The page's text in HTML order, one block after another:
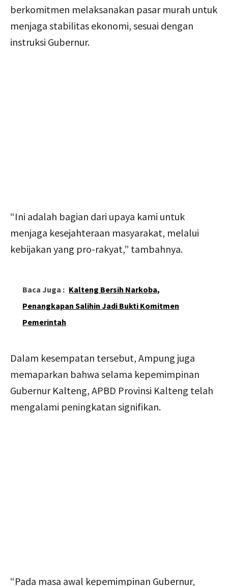
berkomitmen melaksanakan pasar murah untuk
menjaga stabilitas ekonomi, sesuai dengan
instruksi Gubernur.
“Ini adalah bagian dari upaya kami untuk
menjaga kesejahteraan masyarakat, melalui
kebijakan yang pro-rakyat,” tambahnya.
Baca Juga : Kalteng Bersih Narkoba,
Penangkapan Salihin Jadi Bukti Komitmen
Pemerintah
Dalam kesempatan tersebut, Ampung juga
memaparkan bahwa selama kepemimpinan
Gubernur Kalteng, APBD Provinsi Kalteng telah
mengalami peningkatan signifikan.
“Pada masa awal kepemimpinan Gubernur,